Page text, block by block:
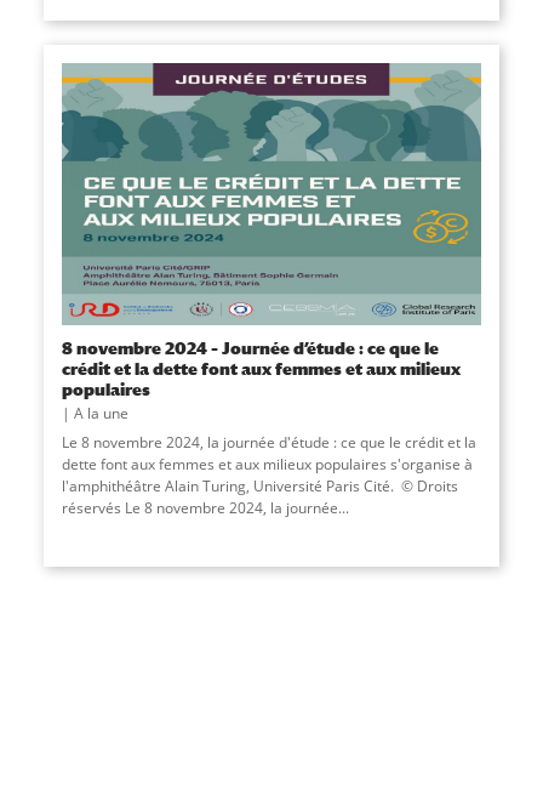
8 novembre 2024 – Journée d’étude : ce que le
crédit et la dette font aux femmes et aux milieux
populaires
A la une
Le 8 novembre 2024, la journée d'étude : ce que le crédit et la
dette font aux femmes et aux milieux populaires s'organise à
l'amphithéâtre Alain Turing, Université Paris Cité. © Droits
réservés Le 8 novembre 2024, la journée...